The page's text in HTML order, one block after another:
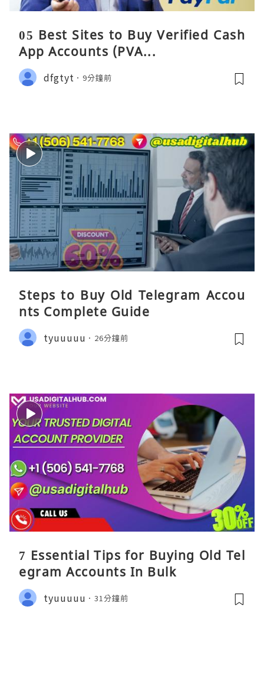
05 Best Sites to Buy Verified Cash
App Accounts (PVA...
dfgtyt 9分鐘前
Steps to Buy Old Telegram Accou
nts Complete Guide
tyuuuuu 26分鐘前
7 Essential Tips for Buying Old Tel
egram Accounts In Bulk
tyuuuuu 31分鐘前